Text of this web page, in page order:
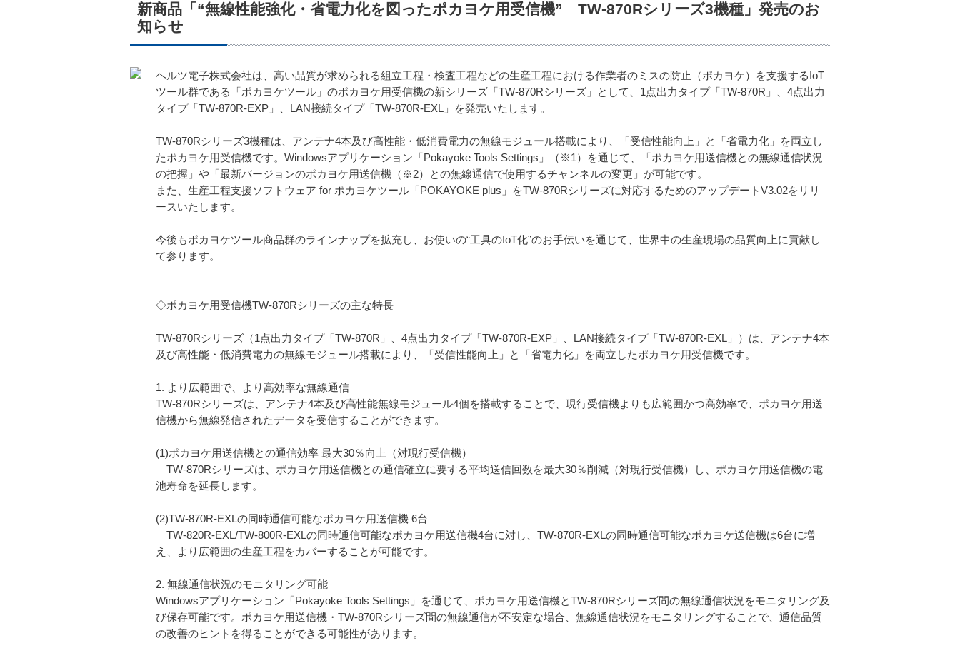
新商品「“無線性能強化・省電力化を図ったポカヨケ用受信機” TW-870Rシリーズ3機種」発売のお
知らせ
ヘルツ電子株式会社は、高い品質が求められる組立工程・検査工程などの生産工程における作業者のミスの防止（ポカヨケ）を支援するIoT
ツール群である「ポカヨケツール」のポカヨケ用受信機の新シリーズ「TW-870Rシリーズ」として、1点出力タイプ「TW-870R」、4点出力
タイプ「TW-870R-EXP」、LAN接続タイプ「TW-870R-EXL」を発売いたします。
TW-870Rシリーズ3機種は、アンテナ4本及び高性能・低消費電力の無線モジュール搭載により、「受信性能向上」と「省電力化」を両立し
たポカヨケ用受信機です。Windowsアプリケーション「Pokayoke Tools Settings」（※1）を通じて、「ポカヨケ用送信機との無線通信状況
の把握」や「最新バージョンのポカヨケ用送信機（※2）との無線通信で使用するチャンネルの変更」が可能です。
また、生産工程支援ソフトウェア for ポカヨケツール「POKAYOKE plus」をTW-870Rシリーズに対応するためのアップデートV3.02をリリ
ースいたします。
今後もポカヨケツール商品群のラインナップを拡充し、お使いの“工具のIoT化”のお手伝いを通じて、世界中の生産現場の品質向上に貢献し
て参ります。
◇ポカヨケ用受信機TW-870Rシリーズの主な特長
TW-870Rシリーズ（1点出力タイプ「TW-870R」、4点出力タイプ「TW-870R-EXP」、LAN接続タイプ「TW-870R-EXL」）は、アンテナ4本
及び高性能・低消費電力の無線モジュール搭載により、「受信性能向上」と「省電力化」を両立したポカヨケ用受信機です。
1. より広範囲で、より高効率な無線通信
TW-870Rシリーズは、アンテナ4本及び高性能無線モジュール4個を搭載することで、現行受信機よりも広範囲かつ高効率で、ポカヨケ用送
信機から無線発信されたデータを受信することができます。
(1)ポカヨケ用送信機との通信効率 最大30％向上（対現行受信機）
TW-870Rシリーズは、ポカヨケ用送信機との通信確立に要する平均送信回数を最大30％削減（対現行受信機）し、ポカヨケ用送信機の電
池寿命を延長します。
(2)TW-870R-EXLの同時通信可能なポカヨケ用送信機 6台
TW-820R-EXL/TW-800R-EXLの同時通信可能なポカヨケ用送信機4台に対し、TW-870R-EXLの同時通信可能なポカヨケ送信機は6台に増
え、より広範囲の生産工程をカバーすることが可能です。
2. 無線通信状況のモニタリング可能
Windowsアプリケーション「Pokayoke Tools Settings」を通じて、ポカヨケ用送信機とTW-870Rシリーズ間の無線通信状況をモニタリング及
び保存可能です。ポカヨケ用送信機・TW-870Rシリーズ間の無線通信が不安定な場合、無線通信状況をモニタリングすることで、通信品質
の改善のヒントを得ることができる可能性があります。